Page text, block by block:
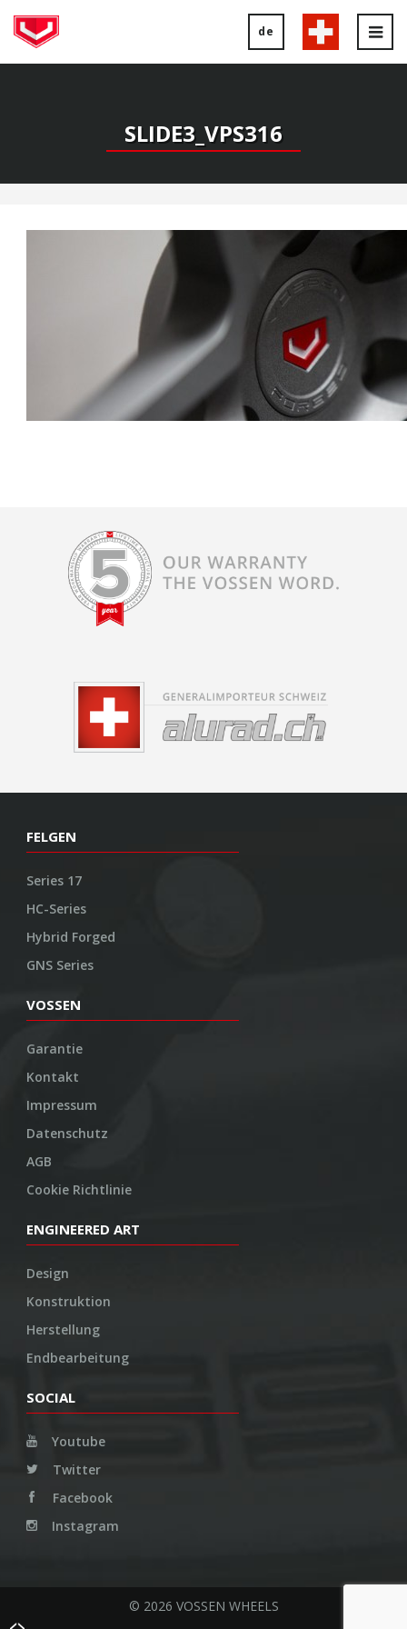
de
SLIDE3_VPS316
FELGEN
Series 17
HC-Series
Hybrid Forged
GNS Series
VOSSEN
Garantie
Kontakt
Impressum
Datenschutz
AGB
Cookie Richtlinie
ENGINEERED ART
Design
Konstruktion
Herstellung
Endbearbeitung
SOCIAL
Youtube
Twitter
Facebook
Instagram
© 2026 VOSSEN WHEELS